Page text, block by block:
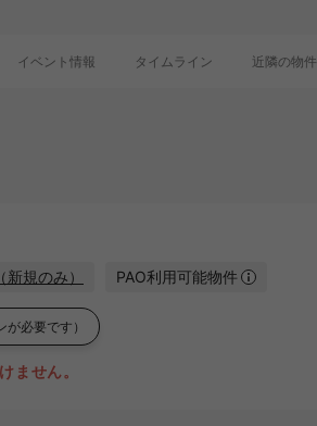
イベント情報 タイムライン 近隣の物件
規のみ） PAO利用可能物件
必要です）
ません。